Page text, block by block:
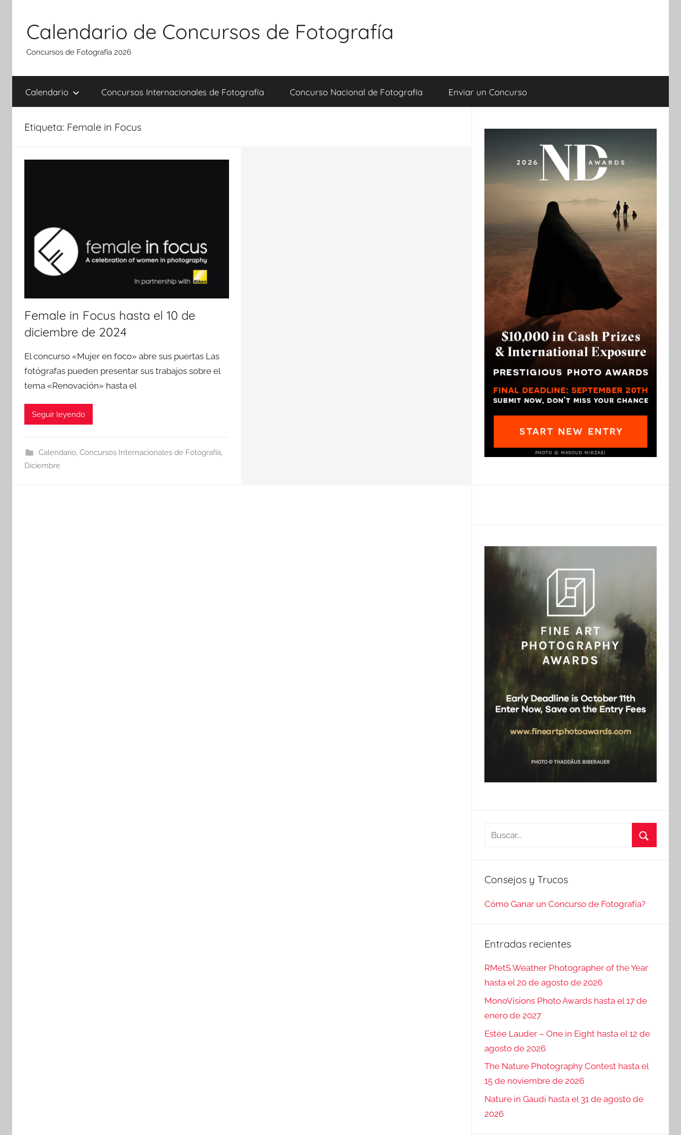
contenido
Calendario de Concursos de Fotografía
Concursos de Fotografía 2026
Calendario Concursos Internacionales de Fotografía Concurso Nacional de Fotografía Enviar un Concurso
Etiqueta: Female in Focus
Female in Focus hasta el 10 de
diciembre de 2024
El concurso «Mujer en foco» abre sus puertas Las
fotógrafas pueden presentar sus trabajos sobre el
tema «Renovación» hasta el
Seguir leyendo
Calendario, Concursos Internacionales de Fotografía,
Diciembre
Buscar:
Consejos y Trucos
Cómo Ganar un Concurso de Fotografía?
Entradas recientes
RMetS Weather Photographer of the Year
hasta el 20 de agosto de 2026
MonoVisions Photo Awards hasta el 17 de
enero de 2027
Estée Lauder – One in Eight hasta el 12 de
agosto de 2026
The Nature Photography Contest hasta el
15 de noviembre de 2026
Nature in Gaudí hasta el 31 de agosto de
2026